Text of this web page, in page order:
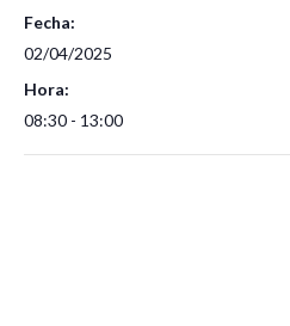
Fecha:
02/04/2025
Hora:
08:30 - 13:00